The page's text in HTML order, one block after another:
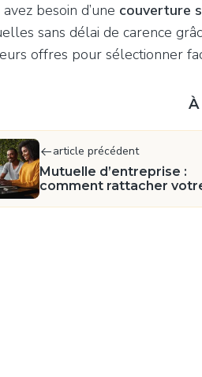
besoin d’une couverture
sans délai de carence
offres pour sélectionner
article précédent
Mutuelle d’entreprise :
comment rattacher